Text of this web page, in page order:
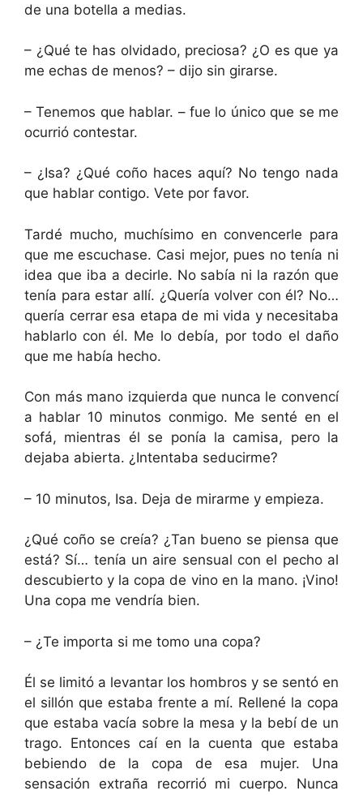
de una botella a medias.
– ¿Qué te has olvidado, preciosa? ¿O es que ya
me echas de menos? – dijo sin girarse.
– Tenemos que hablar. – fue lo único que se me
ocurrió contestar.
– ¿Isa? ¿Qué coño haces aquí? No tengo nada
que hablar contigo. Vete por favor.
Tardé mucho, muchísimo en convencerle para
que me escuchase. Casi mejor, pues no tenía ni
idea que iba a decirle. No sabía ni la razón que
tenía para estar allí. ¿Quería volver con él? No…
quería cerrar esa etapa de mi vida y necesitaba
hablarlo con él. Me lo debía, por todo el daño
que me había hecho.
Con más mano izquierda que nunca le convencí
a hablar 10 minutos conmigo. Me senté en el
sofá, mientras él se ponía la camisa, pero la
dejaba abierta. ¿Intentaba seducirme?
– 10 minutos, Isa. Deja de mirarme y empieza.
¿Qué coño se creía? ¿Tan bueno se piensa que
está? Sí… tenía un aire sensual con el pecho al
descubierto y la copa de vino en la mano. ¡Vino!
Una copa me vendría bien.
– ¿Te importa si me tomo una copa?
Él se limitó a levantar los hombros y se sentó en
el sillón que estaba frente a mí. Rellené la copa
que estaba vacía sobre la mesa y la bebí de un
trago. Entonces caí en la cuenta que estaba
bebiendo de la copa de esa mujer. Una
sensación extraña recorrió mi cuerpo. Nunca